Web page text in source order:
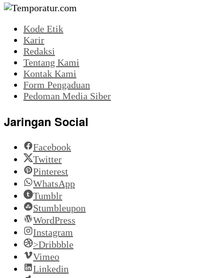
Kode Etik
Karir
Redaksi
Tentang Kami
Kontak Kami
Form Pengaduan
Pedoman Media Siber
Jaringan Social
Facebook
Twitter
Pinterest
WhatsApp
Tumblr
Stumbleupon
WordPress
Instagram
>Dribbble
Vimeo
Linkedin